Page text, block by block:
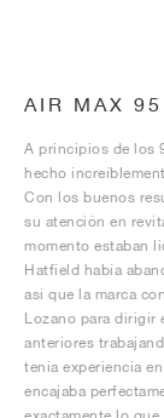
AIR MAX 95
A principios de los
hecho
Con los buenos
su atención en
momento estaban
Hatfield había
así que la marca
Lozano para dirigir
anteriores
tenía experiencia
encajaba